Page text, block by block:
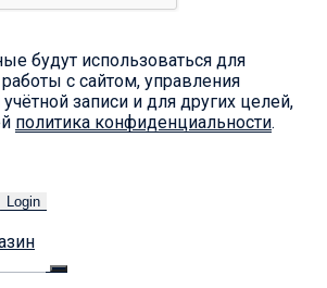
будут использоваться для
с сайтом, управления
записи и для других целей,
политика конфиденциальности.
Login